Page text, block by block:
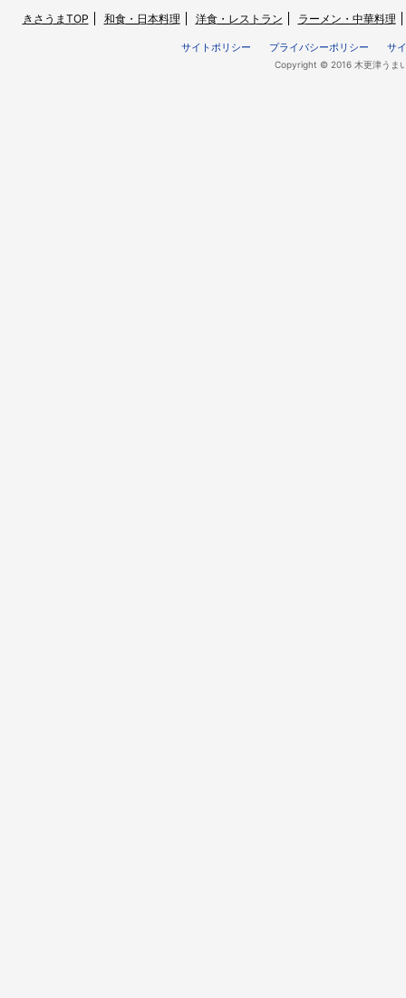
きさうまTOP 和食・日本料理 洋食・レストラン ラーメン・中華料理
サイトポリシー プライバシーポリシー サ
Copyright © 2016 木更津うま